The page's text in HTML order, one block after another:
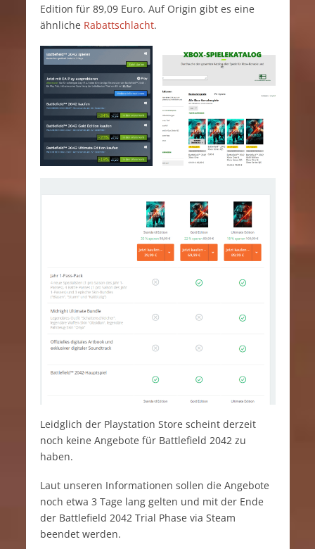
Edition für 89,09 Euro. Auf Origin gibt es eine
ähnliche Rabattschlacht.
Leidglich der Playstation Store scheint derzeit
noch keine Angebote für Battlefield 2042 zu
haben.
Laut unseren Informationen sollen die Angebote
noch etwa 3 Tage lang gelten und mit der Ende
der Battlefield 2042 Trial Phase via Steam
beendet werden.